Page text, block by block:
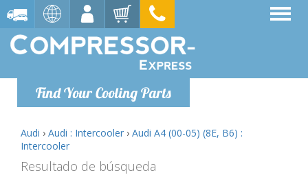
Find Your Cooling Parts
Audi › Audi : Intercooler › Audi A4 (00-05) (8E, B6) :
Intercooler
Resultado de búsqueda